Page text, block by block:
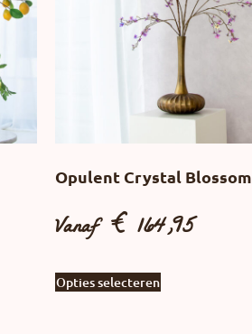
Opulent Crystal Blossom
Vanaf €164,95
Opties selecteren